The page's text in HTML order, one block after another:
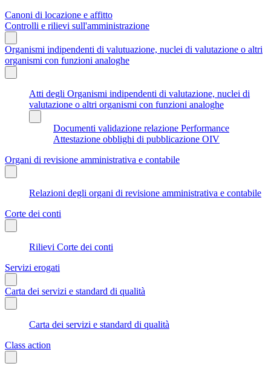
Canoni di locazione e affitto
Controlli e rilievi sull'amministrazione
Organismi indipendenti di valutuazione, nuclei di valutazione o altri
organismi con funzioni analoghe
Atti degli Organismi indipendenti di valutazione, nuclei di
valutazione o altri organismi con funzioni analoghe
Documenti validazione relazione Performance
Attestazione obblighi di pubblicazione OIV
Organi di revisione amministrativa e contabile
Relazioni degli organi di revisione amministrativa e contabile
Corte dei conti
Rilievi Corte dei conti
Servizi erogati
Carta dei servizi e standard di qualità
Carta dei servizi e standard di qualità
Class action